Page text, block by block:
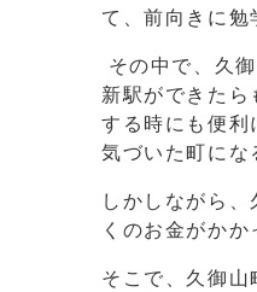
て、前向きに勉
その中で、久
新駅ができた
する時にも便利
気づいた町にな
しかしながら
くのお金がか
そこで、久御山